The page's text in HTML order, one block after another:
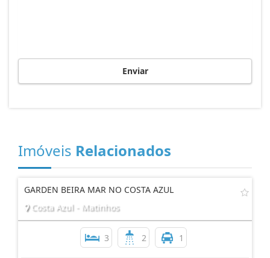
Enviar
Imóveis Relacionados
GARDEN BEIRA MAR NO COSTA AZUL
Costa Azul - Matinhos
3 2 1